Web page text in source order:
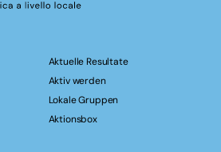
Aktuelle Resultate
Aktiv werden
Lokale Gruppen
Aktionsbox